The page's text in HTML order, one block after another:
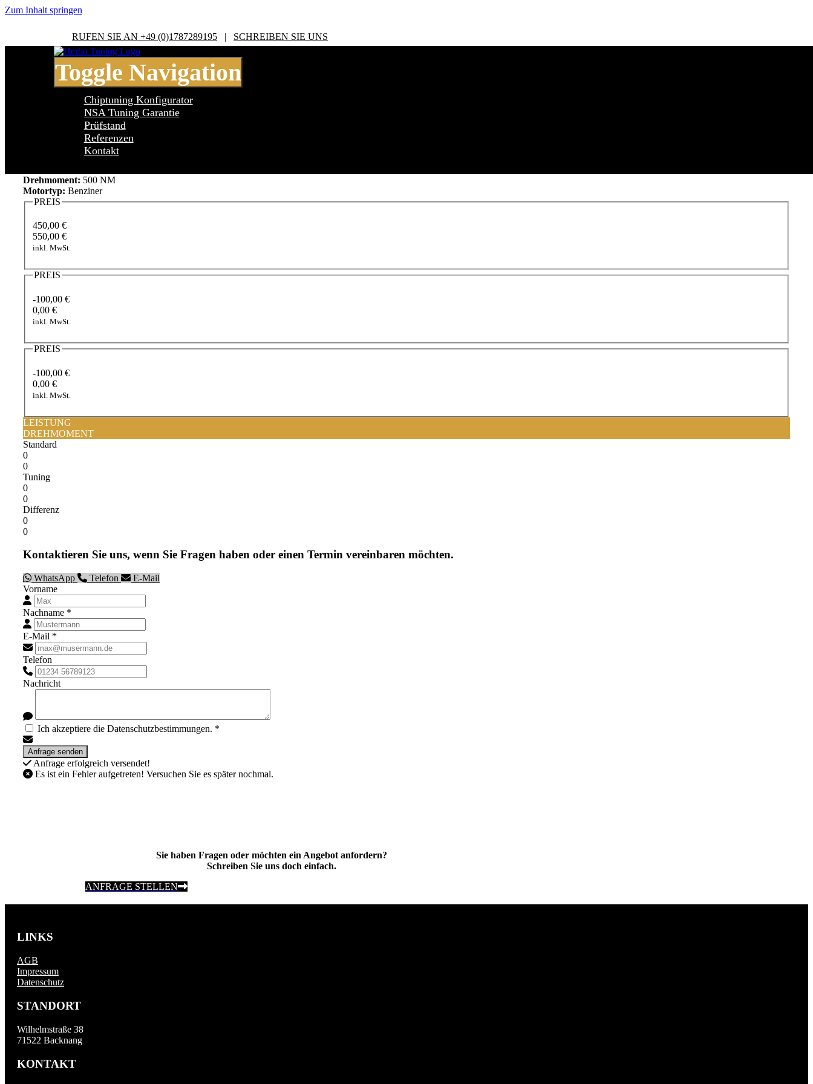
Zum Inhalt springen
RUFEN SIE AN +49 (0)1787289195 | SCHREIBEN SIE UNS
Toggle Navigation
Chiptuning Konfigurator
NSA Tuning Garantie
Prüfstand
Referenzen
Kontakt
BMW 7 Series G11/G12 7 Series 740e iPerformance
Drehmoment: 500 NM
Motortyp: Benziner
PREIS
450,00 €
550,00 €
inkl. MwSt.
PREIS
-100,00 €
0,00 €
inkl. MwSt.
PREIS
-100,00 €
0,00 €
inkl. MwSt.
LEISTUNG
DREHMOMENT
Standard
0
0
Tuning
0
0
Differenz
0
0
Kontaktieren Sie uns, wenn Sie Fragen haben oder einen Termin vereinbaren möchten.
WhatsApp Telefon
E-Mail
Vorname
Nachname *
E-Mail *
Telefon
Nachricht
Ich akzeptiere die Datenschutzbestimmungen. *
Anfrage erfolgreich versendet!
Es ist ein Fehler aufgetreten! Versuchen Sie es später nochmal.
Sie haben Fragen oder möchten ein Angebot anfordern?
Schreiben Sie uns doch einfach.
ANFRAGE STELLEN
LINKS
AGB
Impressum
Datenschutz
STANDORT
Wilhelmstraße 38
71522 Backnang
KONTAKT